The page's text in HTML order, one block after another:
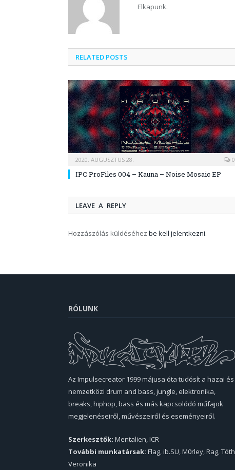
Elkapunk.
RELATED POSTS
2020. AUGUSZTUS 28. 0
IPC ProFiles 004 – Kauna – Noise Mosaic EP
LEAVE A REPLY
Hozzászólás küldéséhez be kell jelentkezni.
RÓLUNK
Az Impulsecreator 1999 májusa óta tudósít a hazai és
nemzetközi drum and bass, jungle, elektronika,
breaks, hiphop, bass és más kapcsolódó műfajok
megjelenéseiről, művészeiről és eseményeiről.
Szerkesztők: Mentalien, ICR
További munkatársak: Flag, ib.SU, M0rley, Rag, Tóth
Veronika